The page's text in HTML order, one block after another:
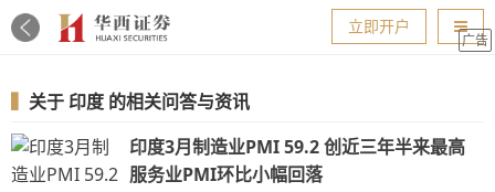
导航
立即开户
广告
关于 印度 的相关问答与资讯
印度3月制造业PMI 59.2 创近三年半来最高
服务业PMI环比小幅回落